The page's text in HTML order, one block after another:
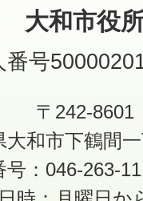
大和市役
番号
〒242-8601
大和市下鶴間
号：046-263-